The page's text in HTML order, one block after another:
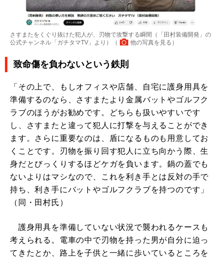
さすまたをくぐり抜けた犯人が、刃物で攻撃する瞬間（「田村装備開発」の
公式チャンネル「ガチタマTV」より）（
他の写真を見る ）
致命傷を負わないという鉄則
「その上で、もしオフィスや店舗、自宅に護身用具を
準備するのなら、さすまたより金属バットやゴルフク
ラブのほうがお勧めです。どちらも扱いやすいです
し、さすまたと違って犯人に打撃を与えることができ
ます。さらに重要なのは、盾になるものも用意してお
くことです。刃物を振り回す犯人に立ち向かう際、生
身だとびっくりするほどケガを負います。鍋の蓋でも
ないよりはマシなので、これを利き手とは反対の手で
持ち、利き手にバットやゴルフクラブを持つのです」
（同・田村氏）
護身用具を準備していない状況で襲われるケースも
考えられる。電車の中で刃物を持った男が自分に迫っ
てきたとか、路上を子供と一緒に歩いているところを